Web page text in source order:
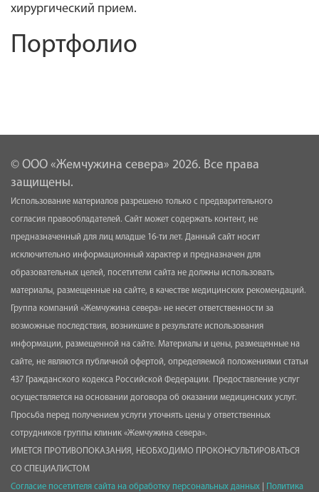
хирургический прием.
Портфолио
© ООО «Жемчужина севера» 2026. Все права
защищены.
Использование материалов разрешено только с предварительного
согласия правообладателей. Сайт может содержать контент, не
предназначенный для лиц младше 16-ти лет. Данный сайт носит
исключительно информационный характер и предназначен для
образовательных целей, посетители сайта не должны использовать
материалы, размещенные на сайте, в качестве медицинских рекомендаций.
Группа компаний «Жемчужина севера» не несет ответственности за
возможные последствия, возникшие в результате использования
информации, размещенной на сайте. Материалы и цены, размещенные на
сайте, не являются публичной офертой, определяемой положениями статьи
437 Гражданского кодекса Российской Федерации. Предоставление услуг
осуществляется на основании договора об оказании медицинских услуг.
Просьба перед получением услуги уточнять цены у ответственных
сотрудников группы клиник «Жемчужина севера».
ИМЕТСЯ ПРОТИВОПОКАЗАНИЯ, НЕОБХОДИМО ПРОКОНСУЛЬТИРОВАТЬСЯ
СО СПЕЦИАЛИСТОМ
Согласие посетителя сайта на обработку персональных данных Политика